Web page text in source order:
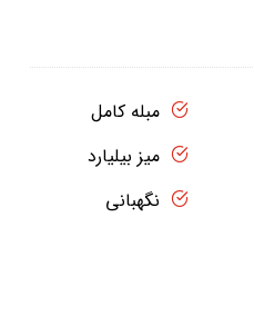
مبله کامل
میز بیلیارد
نگهبانی